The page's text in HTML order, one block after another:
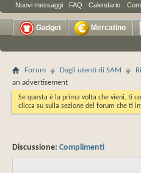
Nuovi messaggi FAQ Calendario
Gadget Mercatino
Forum Dagli utenti di SAM
an advertisement
Se questa è la prima volta che vieni, ti
clicca su sulla sezione del forum che ti
Discussione: Complimenti